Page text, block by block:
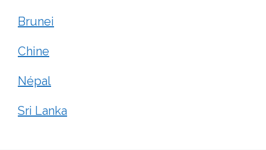
Brunei
Chine
Népal
Sri Lanka